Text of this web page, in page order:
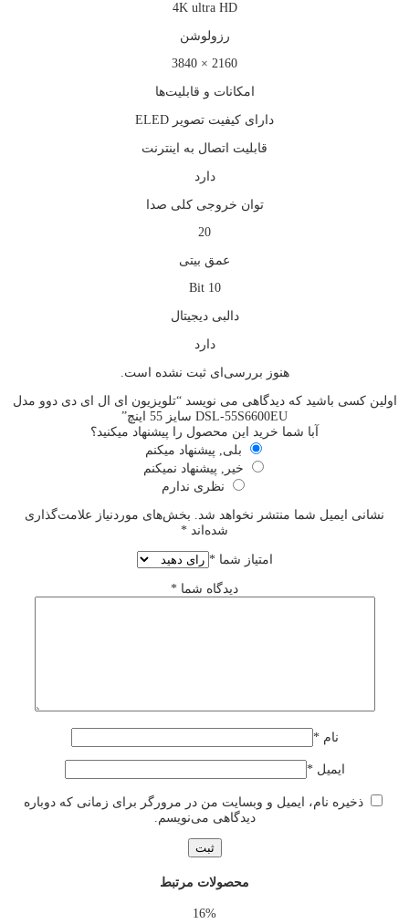
4K ultra HD
رزولوشن
2160 × 3840
امکانات و قابلیت‌ها
دارای کیفیت تصویر ELED
قابليت اتصال به اينترنت
دارد
توان خروجی کلی صدا
20
عمق بیتی
10 Bit
دالبی دیجیتال
دارد
هنوز بررسی‌ای ثبت نشده است.
اولین کسی باشید که دیدگاهی می نویسد “تلویزیون ای ال ای دی دوو مدل
DSL-55S6600EU سایز 55 اینچ”
آبا شما خرید این محصول را پیشنهاد میکنید؟
بلی, پیشنهاد میکنم
خیر, پیشنهاد نمیکنم
نظری ندارم
نشانی ایمیل شما منتشر نخواهد شد. بخش‌های موردنیاز علامت‌گذاری
شده‌اند *
امتیاز شما*
دیدگاه شما *
نام*
ایمیل*
ذخیره نام، ایمیل و وبسایت من در مرورگر برای زمانی که دوباره
دیدگاهی می‌نویسم.
محصولات مرتبط
16%